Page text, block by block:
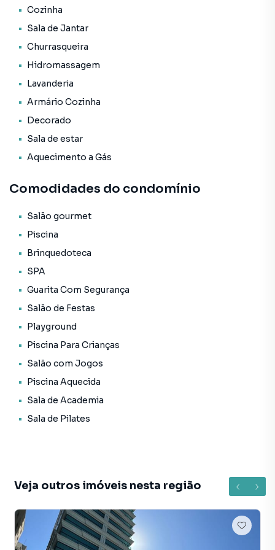
* Armário Embutido;
* Hidrômetro Individual;
* Armário Cozinha;
O Empreendimento / Área de lazer:
* Piscina infantil;
* Hidromassagem na piscina;
* Academia;
* Sala de jogos;
* Spa;
* Salão de festas;
* Medidores de água, luz e gás individuais;
* Estúdio de pilates;
* Hidromassagem;
* Bar;
* Elevador;
* Espaço gourmet;
* Internet;
* Piscina adulto.
Forma de pagamento:
> Entrada + 36 vezes mensais
AGENDE JÁ SUA VISITA!
O valor do imóvel poderá sofrer alteração sem aviso
prévio.
Cozinha
Sala de Jantar
Churrasqueira
Hidromassagem
Lavanderia
Armário Cozinha
Decorado
Sala de estar
Aquecimento a Gás
Comodidades do condomínio
Salão gourmet
Piscina
Brinquedoteca
SPA
Guarita Com Segurança
Salão de Festas
Playground
Piscina Para Crianças
Salão com Jogos
Piscina Aquecida
Sala de Academia
Sala de Pilates
Veja outros imóveis nesta região